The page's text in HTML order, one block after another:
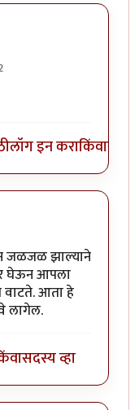
लॉग इन कराकिंवा
जळजळ झाल्याने
घेऊन आपला
वाटते. आता हे
लागेल.
सदस्य व्हा